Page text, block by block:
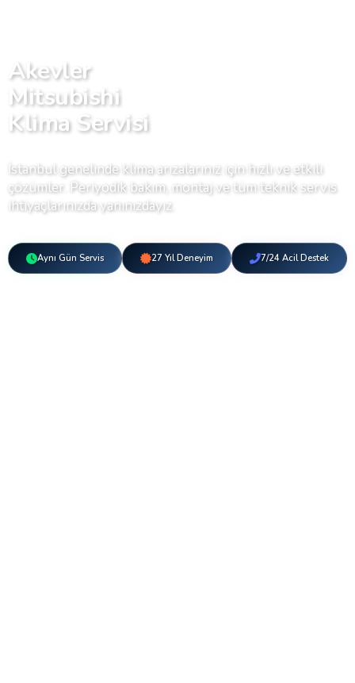
Akevler
Mitsubishi
Klima Servisi
İstanbul genelinde klima arızalarınız için hızlı ve etkili
çözümler. Periyodik bakım, montaj ve tüm teknik servis
ihtiyaçlarınızda yanınızdayız.
Aynı Gün Servis 27 Yıl Deneyim 7/24 Acil Destek